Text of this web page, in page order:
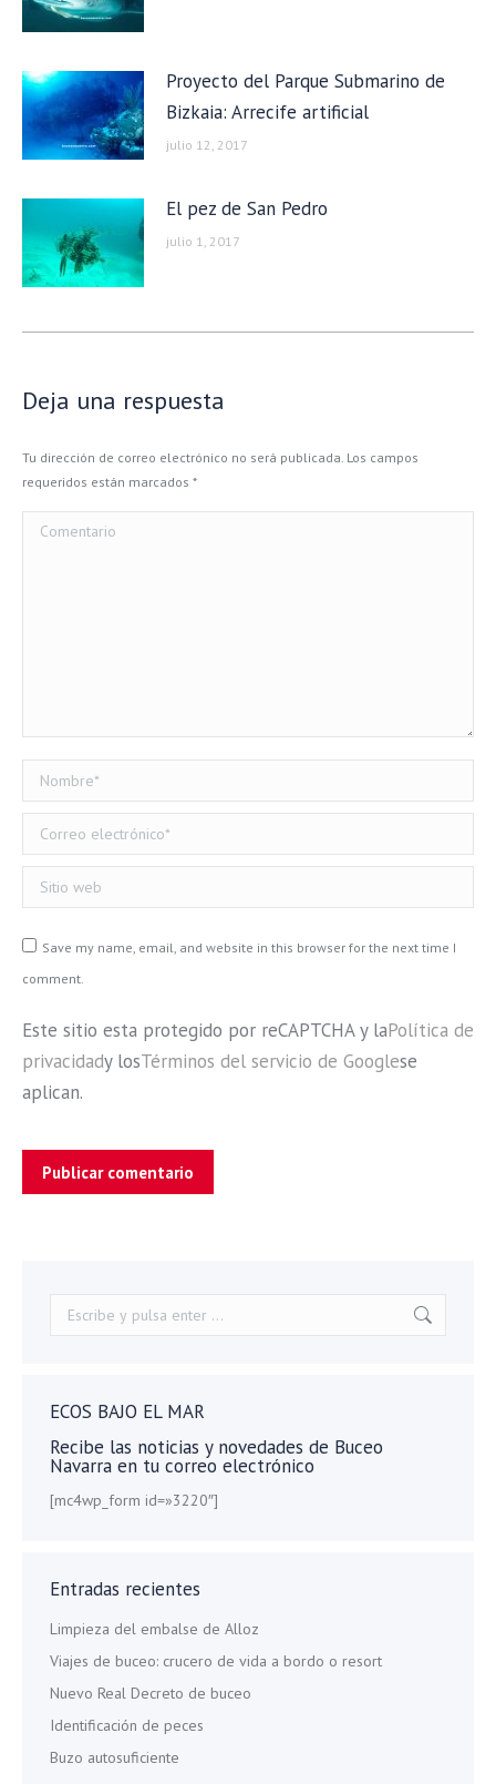
Proyecto del Parque Submarino de
Bizkaia: Arrecife artificial
julio 12, 2017
El pez de San Pedro
julio 1, 2017
Deja una respuesta
Tu dirección de correo electrónico no será publicada. Los campos
requeridos están marcados *
Comentario
Nombre *
Correo electrónico *
Sitio web
Save my name, email, and website in this browser for the next time I
comment.
Este sitio esta protegido por reCAPTCHA y laPolítica de
privacidady losTérminos del servicio de Googlese
aplican.
Publicar comentario
Buscar:
ECOS BAJO EL MAR
Recibe las noticias y novedades de Buceo
Navarra en tu correo electrónico
[mc4wp_form id=»3220″]
Entradas recientes
Limpieza del embalse de Alloz
Viajes de buceo: crucero de vida a bordo o resort
Nuevo Real Decreto de buceo
Identificación de peces
Buzo autosuficiente